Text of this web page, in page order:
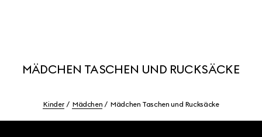
MÄDCHEN TASCHEN UND RUCKSÄCKE
Kinder Mädchen Mädchen Taschen und Rucksäcke